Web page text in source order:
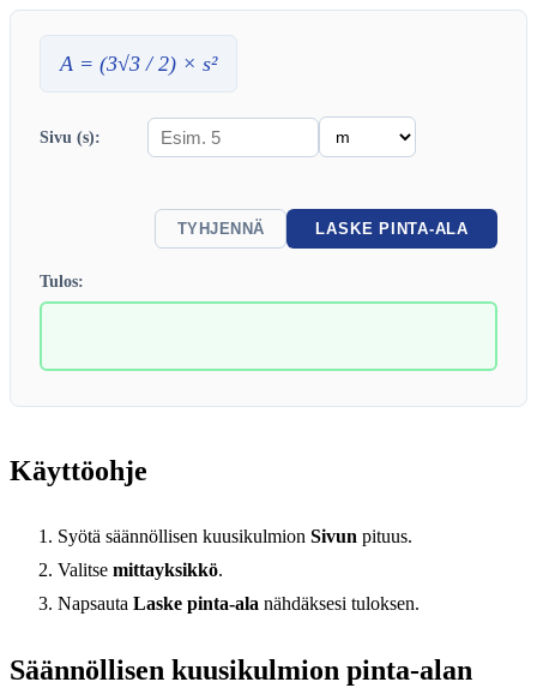
A = (3√3 / 2) × s²
Sivu (s):
TYHJENNÄ LASKE PINTA-ALA
Tulos:
Käyttöohje
Syötä säännöllisen kuusikulmion Sivun pituus.
Valitse mittayksikkö.
Napsauta Laske pinta-ala nähdäksesi tuloksen.
Säännöllisen kuusikulmion pinta-alan